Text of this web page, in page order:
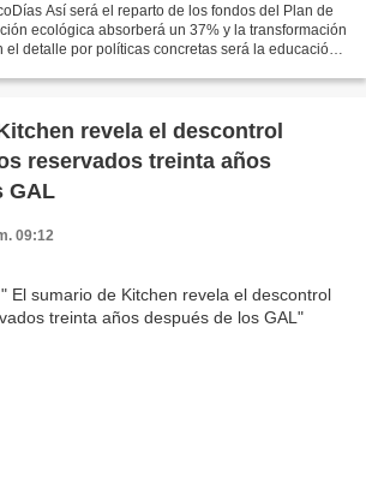
Así será el reparto de los fondos del Plan de
ecológica absorberá un 37% y la transformación
detalle por políticas concretas será la educación
revela el descontrol
reservados treinta años
GAL
09:12